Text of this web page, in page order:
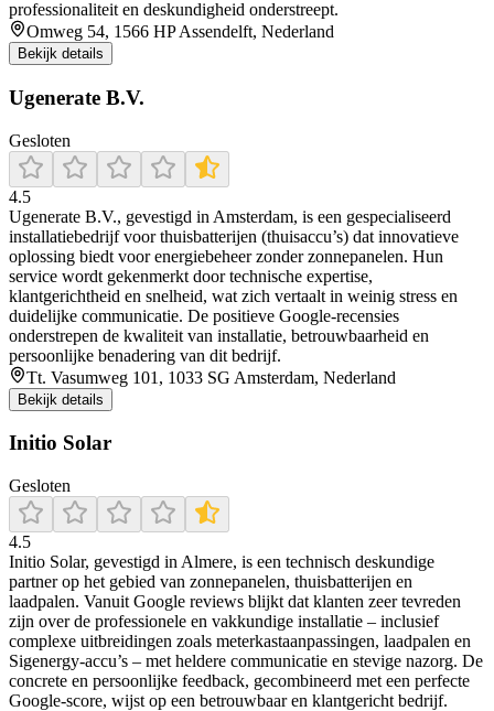
professionaliteit en deskundigheid onderstreept.
Omweg 54, 1566 HP Assendelft, Nederland
Bekijk details
Ugenerate B.V.
Gesloten
4.5
Ugenerate B.V., gevestigd in Amsterdam, is een gespecialiseerd
installatiebedrijf voor thuisbatterijen (thuisaccu’s) dat innovatieve
oplossing biedt voor energiebeheer zonder zonnepanelen. Hun
service wordt gekenmerkt door technische expertise,
klantgerichtheid en snelheid, wat zich vertaalt in weinig stress en
duidelijke communicatie. De positieve Google-recensies
onderstrepen de kwaliteit van installatie, betrouwbaarheid en
persoonlijke benadering van dit bedrijf.
Tt. Vasumweg 101, 1033 SG Amsterdam, Nederland
Bekijk details
Initio Solar
Gesloten
4.5
Initio Solar, gevestigd in Almere, is een technisch deskundige
partner op het gebied van zonnepanelen, thuisbatterijen en
laadpalen. Vanuit Google reviews blijkt dat klanten zeer tevreden
zijn over de professionele en vakkundige installatie – inclusief
complexe uitbreidingen zoals meterkastaanpassingen, laadpalen en
Sigenergy-accu’s – met heldere communicatie en stevige nazorg. De
concrete en persoonlijke feedback, gecombineerd met een perfecte
Google-score, wijst op een betrouwbaar en klantgericht bedrijf.